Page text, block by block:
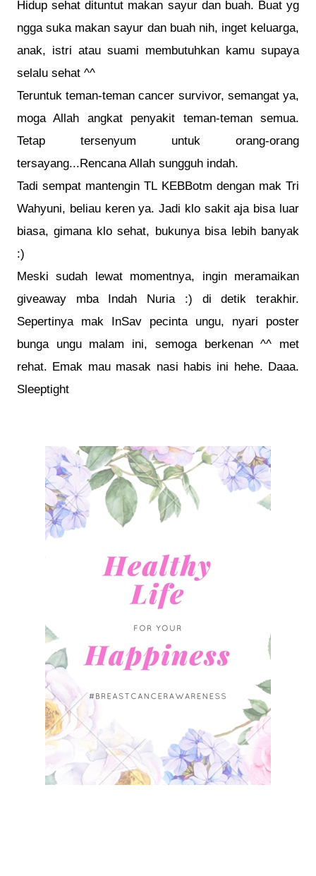
Hidup sehat dituntut makan sayur dan buah. Buat yg
ngga suka makan sayur dan buah nih, inget keluarga,
anak, istri atau suami membutuhkan kamu supaya
selalu sehat ^^
Teruntuk teman-teman cancer survivor, semangat ya,
moga Allah angkat penyakit teman-teman semua.
Tetap tersenyum untuk orang-orang
tersayang...Rencana Allah sungguh indah.
Tadi sempat mantengin TL KEBBotm dengan mak Tri
Wahyuni, beliau keren ya. Jadi klo sakit aja bisa luar
biasa, gimana klo sehat, bukunya bisa lebih banyak
:)
Meski sudah lewat momentnya, ingin meramaikan
giveaway mba Indah Nuria :) di detik terakhir.
Sepertinya mak InSav pecinta ungu, nyari poster
bunga ungu malam ini, semoga berkenan ^^ met
rehat. Emak mau masak nasi habis ini hehe. Daaa.
Sleeptight